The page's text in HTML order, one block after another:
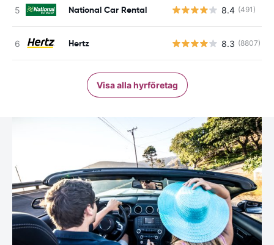
National Car Rental 8.4 (491)
Hertz 8.3 (8807)
Visa alla hyrföretag